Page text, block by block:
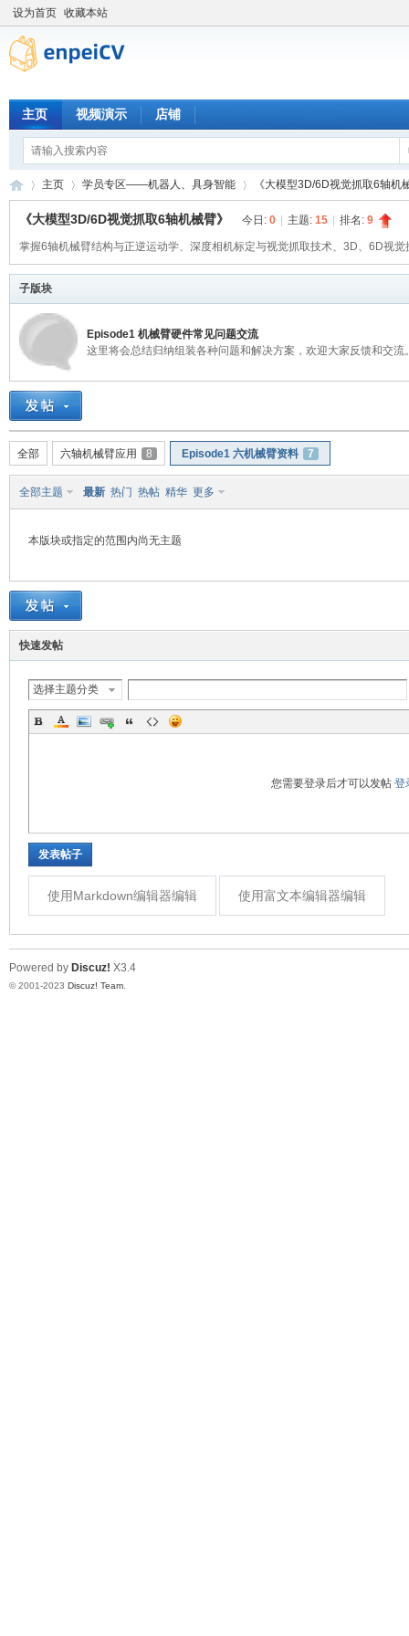
设为首页 收藏本站
主页 视频演示 店铺
恩
培-
计
»
主页
›
学员专区——机器人、具身智能
›
《大模型3D/6D视觉抓取6轴机
《大模型3D/6D视觉抓取6轴机械臂》 今日: 0 主题: 15 排名: 9
掌握6轴机械臂结构与正逆运动学、深度相机标定与视觉抓取技术、3D、6D视
子版块
Episode1 机械臂硬件常见问题交流
这里将会总结归纳组装各种问题和解决方案，欢迎大家反馈和交流
全部 六轴机械臂应用 8 Episode1 六机械臂资料 7
全部主题 最新 热门 热帖 精华 更多
本版块或指定的范围内尚无主题
快速发帖
选择主题分类
您需要登录后才可以发帖 登
发表帖子
使用Markdown编辑器编辑 使用富文本编辑器编辑
Powered by Discuz! X3.4
© 2001-2023 Discuz! Team